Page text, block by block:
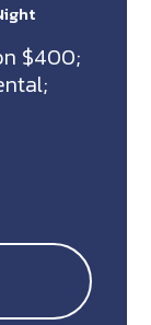
$400;